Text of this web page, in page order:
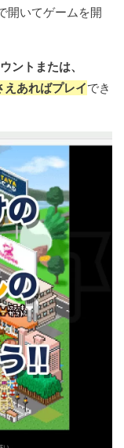
開いてゲームを開
ントまたは、
あればプレイでき